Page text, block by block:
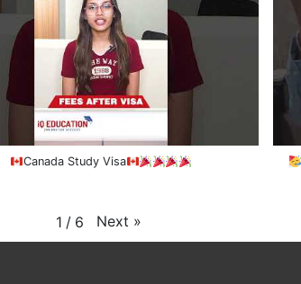
Canada Study Visa
1 / 6 Next »